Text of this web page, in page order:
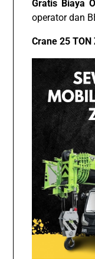
Gratis Biaya
operator dan
Crane 25